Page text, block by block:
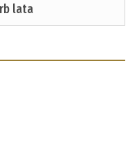
lata